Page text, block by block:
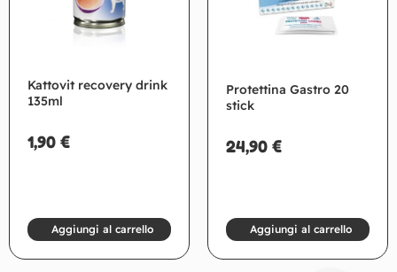
Kattovit recovery drink
135ml
1,90 €
Aggiungi al carrello
Protettina Gastro 20
stick
24,90 €
Aggiungi al carrello